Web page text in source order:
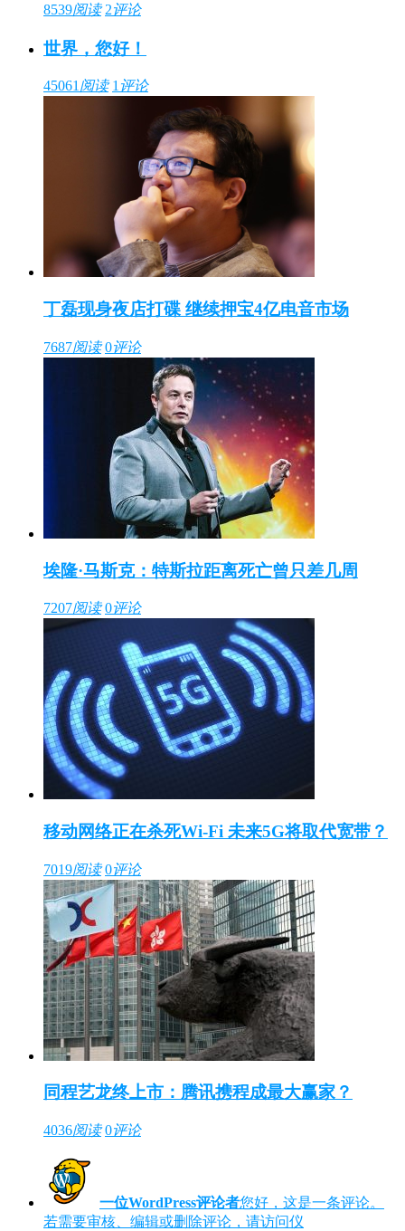
8539阅读 2评论
世界，您好！
45061阅读 1评论
丁磊现身夜店打碟 继续押宝4亿电音市场
7687阅读 0评论
埃隆·马斯克：特斯拉距离死亡曾只差几周
7207阅读 0评论
移动网络正在杀死Wi-Fi 未来5G将取代宽带？
7019阅读 0评论
同程艺龙终上市：腾讯携程成最大赢家？
4036阅读 0评论
一位WordPress评论者您好，这是一条评论。
若需要审核、编辑或删除评论，请访问仪